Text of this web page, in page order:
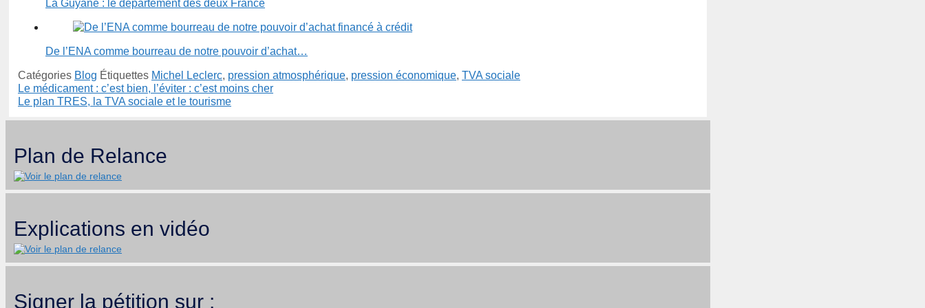
La Guyane : le département des deux France
De l’ENA comme bourreau de notre pouvoir d’achat…
Catégories Blog Étiquettes Michel Leclerc, pression atmosphérique, pression économique, TVA sociale
Le médicament : c’est bien, l’éviter : c’est moins cher
Le plan TRES, la TVA sociale et le tourisme
Plan de Relance
Explications en vidéo
Signer la pétition sur :